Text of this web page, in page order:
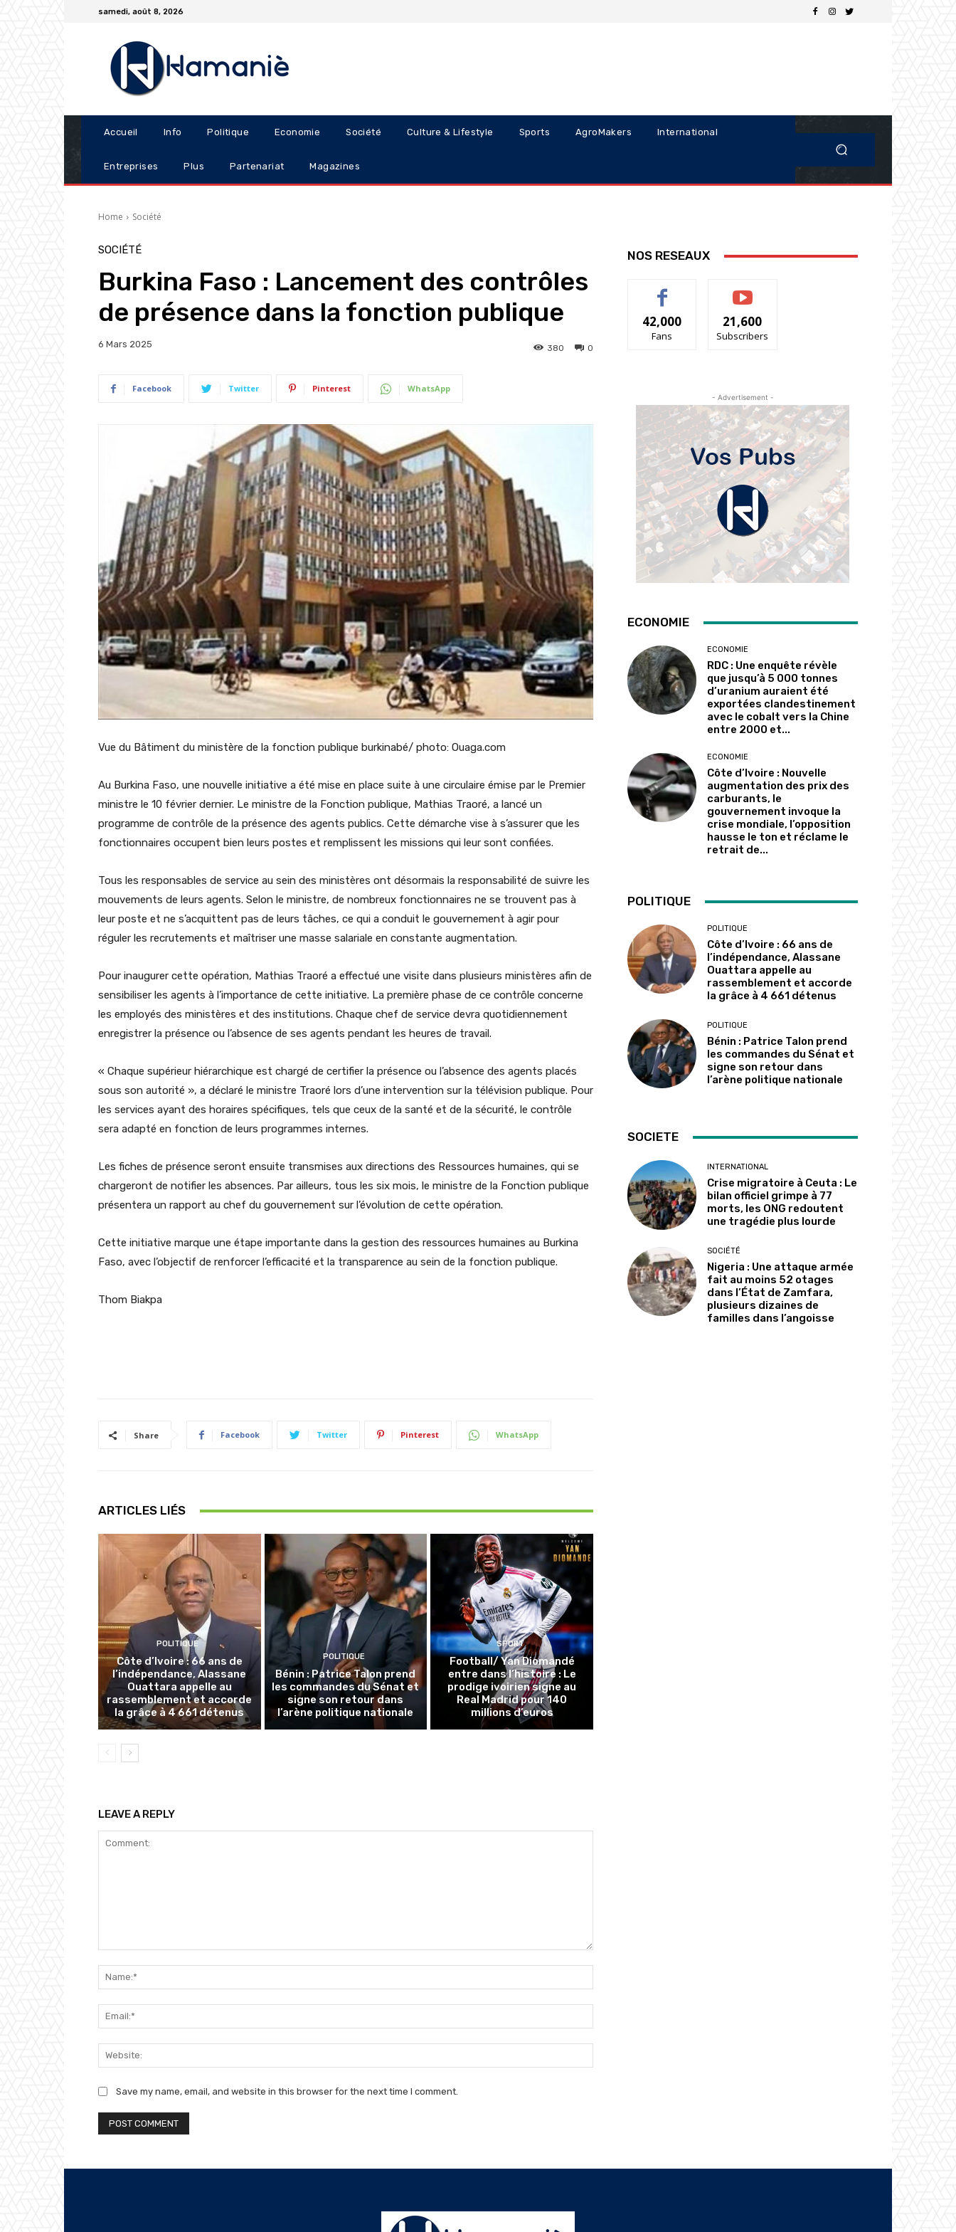
samedi, août 8, 2026
Accueil Info Politique Economie Société Culture & Lifestyle Sports AgroMakers International
Entreprises Plus Partenariat Magazines
Home Société
SOCIÉTÉ
Burkina Faso : Lancement des contrôles
de présence dans la fonction publique
6 Mars 2025 0
380
Facebook Twitter Pinterest WhatsApp
Vue du Bâtiment du ministère de la fonction publique burkinabé/ photo: Ouaga.com
Au Burkina Faso, une nouvelle initiative a été mise en place suite à une circulaire émise par le Premier
ministre le 10 février dernier. Le ministre de la Fonction publique, Mathias Traoré, a lancé un
programme de contrôle de la présence des agents publics. Cette démarche vise à s’assurer que les
fonctionnaires occupent bien leurs postes et remplissent les missions qui leur sont confiées.
Tous les responsables de service au sein des ministères ont désormais la responsabilité de suivre les
mouvements de leurs agents. Selon le ministre, de nombreux fonctionnaires ne se trouvent pas à
leur poste et ne s’acquittent pas de leurs tâches, ce qui a conduit le gouvernement à agir pour
réguler les recrutements et maîtriser une masse salariale en constante augmentation.
Pour inaugurer cette opération, Mathias Traoré a effectué une visite dans plusieurs ministères afin de
sensibiliser les agents à l’importance de cette initiative. La première phase de ce contrôle concerne
les employés des ministères et des institutions. Chaque chef de service devra quotidiennement
enregistrer la présence ou l’absence de ses agents pendant les heures de travail.
« Chaque supérieur hiérarchique est chargé de certifier la présence ou l’absence des agents placés
sous son autorité », a déclaré le ministre Traoré lors d’une intervention sur la télévision publique. Pour
les services ayant des horaires spécifiques, tels que ceux de la santé et de la sécurité, le contrôle
sera adapté en fonction de leurs programmes internes.
Les fiches de présence seront ensuite transmises aux directions des Ressources humaines, qui se
chargeront de notifier les absences. Par ailleurs, tous les six mois, le ministre de la Fonction publique
présentera un rapport au chef du gouvernement sur l’évolution de cette opération.
Cette initiative marque une étape importante dans la gestion des ressources humaines au Burkina
Faso, avec l’objectif de renforcer l’efficacité et la transparence au sein de la fonction publique.
Thom Biakpa
Share Facebook Twitter Pinterest WhatsApp
ARTICLES LIÉS
POLITIQUE
Côte d’Ivoire : 66 ans de
l’indépendance, Alassane
Ouattara appelle au
rassemblement et accorde
la grâce à 4 661 détenus
POLITIQUE
Bénin : Patrice Talon prend
les commandes du Sénat et
signe son retour dans
l’arène politique nationale
SPORT
Football/ Yan Diomandé
entre dans l’histoire : Le
prodige ivoirien signe au
Real Madrid pour 140
millions d’euros
LEAVE A REPLY
Save my name, email, and website in this browser for the next time I comment.
NOS RESEAUX
42,000
Fans
21,600
Subscribers
- Advertisement -
ECONOMIE
ECONOMIE
RDC : Une enquête révèle
que jusqu’à 5 000 tonnes
d’uranium auraient été
exportées clandestinement
avec le cobalt vers la Chine
entre 2000 et...
ECONOMIE
Côte d’Ivoire : Nouvelle
augmentation des prix des
carburants, le
gouvernement invoque la
crise mondiale, l’opposition
hausse le ton et réclame le
retrait de...
POLITIQUE
POLITIQUE
Côte d’Ivoire : 66 ans de
l’indépendance, Alassane
Ouattara appelle au
rassemblement et accorde
la grâce à 4 661 détenus
POLITIQUE
Bénin : Patrice Talon prend
les commandes du Sénat et
signe son retour dans
l’arène politique nationale
SOCIETE
INTERNATIONAL
Crise migratoire à Ceuta : Le
bilan officiel grimpe à 77
morts, les ONG redoutent
une tragédie plus lourde
SOCIÉTÉ
Nigeria : Une attaque armée
fait au moins 52 otages
dans l’État de Zamfara,
plusieurs dizaines de
familles dans l’angoisse